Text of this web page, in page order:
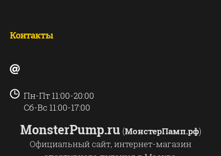
Контакты
Пн-Пт 11:00-20:00
Сб-Вс 11:00-17:00
MonsterPump.ru (МонстерПамп.рф)
Официальный сайт, интернет-магазин